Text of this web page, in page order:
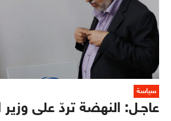
سياسة
عاجـل: النهضة تردّ على وزير